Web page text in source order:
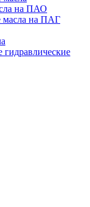
на ПАО
масла на ПАГ